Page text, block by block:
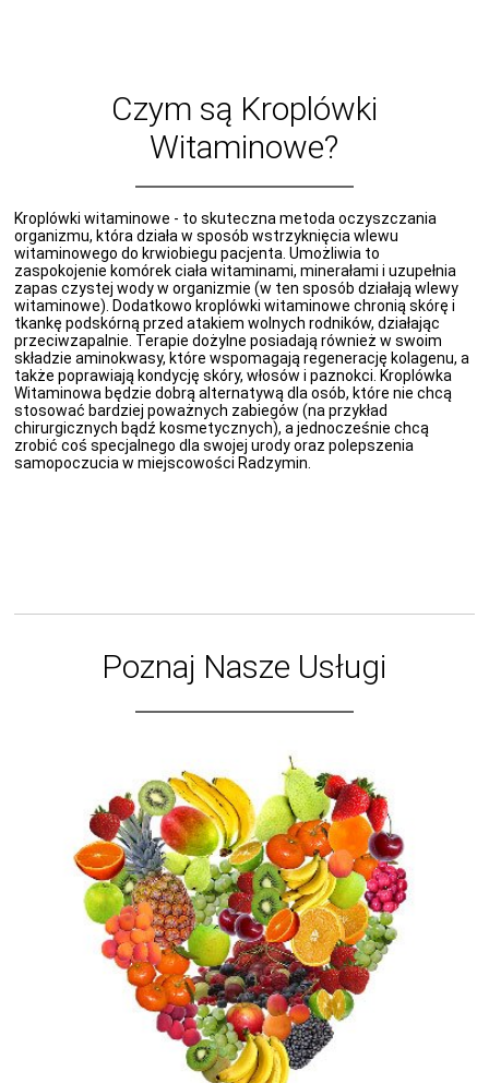
Czym są Kroplówki
Witaminowe?
Kroplówki witaminowe - to skuteczna metoda oczyszczania
organizmu, która działa w sposób wstrzyknięcia wlewu
witaminowego do krwiobiegu pacjenta. Umożliwia to
zaspokojenie komórek ciała witaminami, minerałami i uzupełnia
zapas czystej wody w organizmie (w ten sposób działają wlewy
witaminowe). Dodatkowo kroplówki witaminowe chronią skórę i
tkankę podskórną przed atakiem wolnych rodników, działając
przeciwzapalnie. Terapie dożylne posiadają również w swoim
składzie aminokwasy, które wspomagają regenerację kolagenu, a
także poprawiają kondycję skóry, włosów i paznokci. Kroplówka
Witaminowa będzie dobrą alternatywą dla osób, które nie chcą
stosować bardziej poważnych zabiegów (na przykład
chirurgicznych bądź kosmetycznych), a jednocześnie chcą
zrobić coś specjalnego dla swojej urody oraz polepszenia
samopoczucia w miejscowości Radzymin.
Poznaj Nasze Usługi